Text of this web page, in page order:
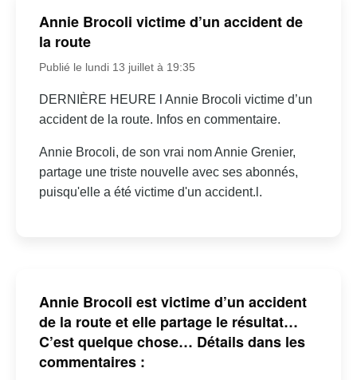
Annie Brocoli victime d’un accident de
la route
Publié le lundi 13 juillet à 19:35
DERNIÈRE HEURE l Annie Brocoli victime d’un
accident de la route. Infos en commentaire.
Annie Brocoli, de son vrai nom Annie Grenier,
partage une triste nouvelle avec ses abonnés,
puisqu'elle a été victime d'un accident.l.
Annie Brocoli est victime d’un accident
de la route et elle partage le résultat…
C’est quelque chose… Détails dans les
commentaires :